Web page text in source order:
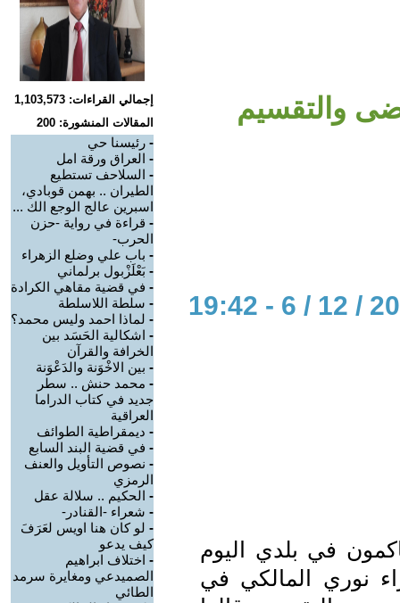
والتقسيم
في بلدي اليوم
نوري المالكي في
إجمالي القراءات: 1,103,573
المقالات المنشورة: 200
- رئيسنا حي
- العراق ورقة امل
- السلاحف تستطيع
الطيران .. بهمن قوبادي،
اسبرين عالج الوجع الك ...
- قراءة في رواية -حزن
الحرب-
- باب علي وضلع الزهراء
- بَعْلَزْبول برلماني
- في قضية مقاهي الكرادة
- سلطة اللاسلطة
- لماذا احمد وليس محمد؟
- اشكالية الحَسَد بين
الخرافة والقرآن
- بين الاخْوَنة والدَعْوَنة
- محمد حنش .. سطر
جديد في كتاب الدراما
العراقية
- ديمقراطية الطوائف
- في قضية البند السابع
- نصوص التأويل والعنف
الرمزي
- الحكيم .. سلالة عقل
- شعراء -القنادر-
- لو كان هنا اويس لعَرَفَ
كيف يدعو
- اختلاف ابراهيم
الصميدعي ومغايرة سرمد
الطائي